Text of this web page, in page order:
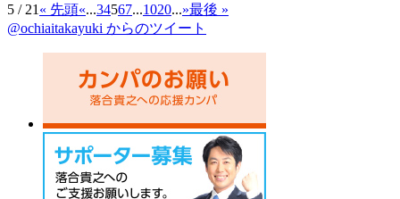
5 / 21 « 先頭«...34567...1020...»最後 »
@ochiaitakayuki からのツイート